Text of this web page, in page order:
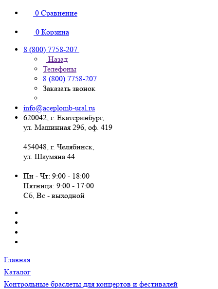
0 Сравнение
0 Корзина
8 (800) 7758-207
Назад
Телефоны
8 (800) 7758-207
Заказать звонок
info@aceplomb-ural.ru
620042, г. Екатеринбург,
ул. Машинная 29б, оф. 419
454048, г. Челябинск,
ул. Шаумяна 44
Пн - Чт: 9:00 - 18:00
Пятница: 9:00 - 17:00
Сб, Вc - выходной
Главная
Каталог
Контрольные браслеты для концертов и фестивалей